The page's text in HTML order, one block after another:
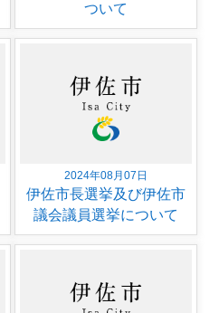
ついて
2024年08月07日
伊佐市長選挙及び伊佐市
議会議員選挙について